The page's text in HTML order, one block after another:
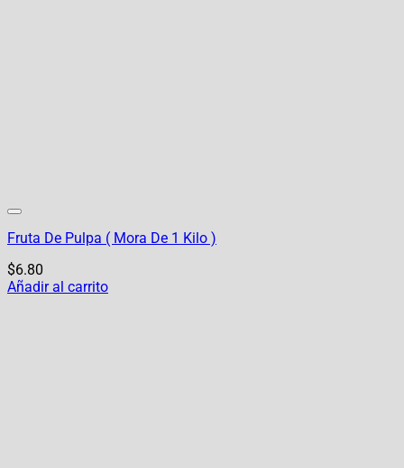
Fruta De Pulpa ( Mora De 1 Kilo )
$6.80
Añadir al carrito